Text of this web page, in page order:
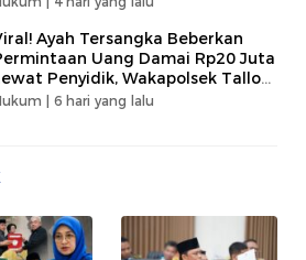
Ayah Tersangka Beberkan
Uang Damai Rp20 Juta
Penyidik, Wakapolsek Tallo
Soal Terima Uang Rp3
| 6 hari yang lalu